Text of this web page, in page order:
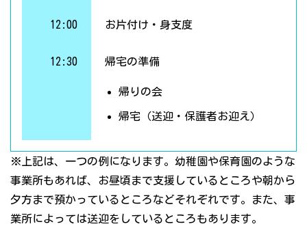
12:00 お片付け・身支度
12:30 帰宅の準備
帰りの会
帰宅（送迎・保護者お迎え）
※上記は、一つの例になります。幼稚園や保育園のような
事業所もあれば、お昼頃まで支援しているところや朝から
夕方まで預かっているところなどそれぞれです。また、事
業所によっては送迎をしているところもあります。